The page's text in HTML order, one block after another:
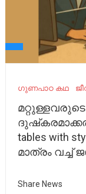
ഗുണപാഠ കഥ
tables with
മാത്രം
Share News